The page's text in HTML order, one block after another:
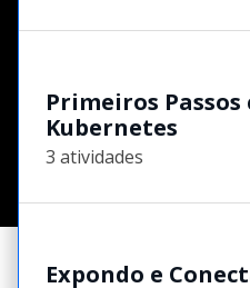
Primeiros Passos
Kubernetes
3 atividades
Expondo e